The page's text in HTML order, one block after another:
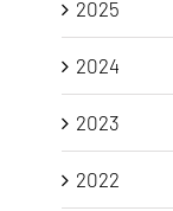
2025
2024
2023
2022